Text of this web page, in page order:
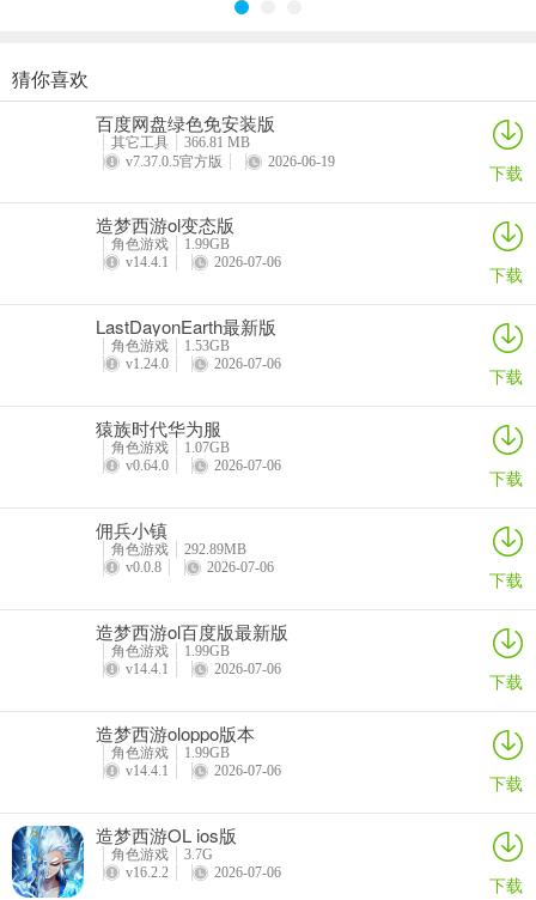
其中核心系统就是：竞技场和副本
你在游戏中获取的所有资源，都是为了在这两个系统中取得更好的成
绩。而能够决定你竞技场名次，以及副本过多少图的，都是基于以下
一些心得体会和方法。
等级在初期到中期的游戏过程中，是很重要的一个因素，游戏设定了
可以跨10级穿戴装备，也就是10级可以穿20级装备，80级可以穿90
级装备，以此类推。所以在关键等级上的领先，往往可以使你领先一
个级别的装备，从而步步领先。那如何做到快速升级呢？
游戏中，经验的主要来源就是挂图和每天的快速战斗（立刻完成2小时
的挂图战斗），图的等级越高，获得的经验也就越多。所以，我们的
主要目标就是尽可能在经验多的图挂机和快速战斗。
不管是高V玩家（V10以上）还是普通玩家（花个小几百或者更少），
第一天进入游戏的时候，不要着急使用加速，第一任务就是过图，一
直打BOSS打到过不了为止，然后开始在最高级的图挂机，挂到胜率
100%，每小时经验相对较高为止。然后快速战斗几次，升级到5的整
数倍级数，比如10，15，20级，换上新装备，再过图到打不过为止，
原始传奇oppo版登录器
梦幻西游ios版
详情
永恒之塔2苹果版
原始传奇百度客户端
猜你喜欢
百度网盘绿色免安装版
其它工具
366.81 MB
v7.37.0.5官方版
2026-06-19 下载
造梦西游ol变态版
角色游戏
1.99GB
v14.4.1
2026-07-06 下载
LastDayonEarth最新版
角色游戏
1.53GB
v1.24.0
2026-07-06 下载
猿族时代华为服
角色游戏
1.07GB
v0.64.0
2026-07-06 下载
佣兵小镇
角色游戏
292.89MB
v0.0.8
2026-07-06 下载
造梦西游ol百度版最新版
角色游戏
1.99GB
v14.4.1
2026-07-06 下载
造梦西游oloppo版本
角色游戏
1.99GB
v14.4.1
2026-07-06 下载
造梦西游OL ios版
角色游戏
3.7G
v16.2.2
2026-07-06 下载